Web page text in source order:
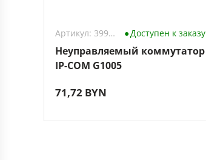
Артикул: 3994078 Доступен к заказу
Неуправляемый коммутатор
IP-COM G1005
71,72 BYN